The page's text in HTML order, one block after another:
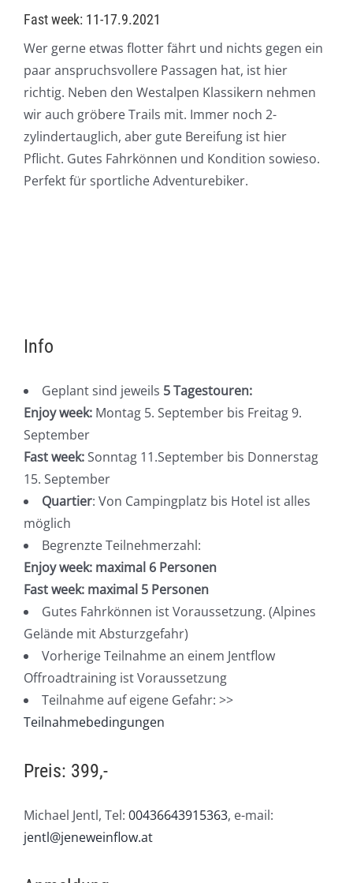
Fast week: 11-17.9.2021
Wer gerne etwas flotter fährt und nichts gegen ein
paar anspruchsvollere Passagen hat, ist hier
richtig. Neben den Westalpen Klassikern nehmen
wir auch gröbere Trails mit. Immer noch 2-
zylindertauglich, aber gute Bereifung ist hier
Pflicht. Gutes Fahrkönnen und Kondition sowieso.
Perfekt für sportliche Adventurebiker.
Info
Geplant sind jeweils 5 Tagestouren:
Enjoy week: Montag 5. September bis Freitag 9.
September
Fast week:Sonntag 11.September bis Donnerstag
15. September
Quartier: Von Campingplatz bis Hotel ist alles
möglich
Begrenzte Teilnehmerzahl:
Enjoy week: maximal 6 Personen
Fast week: maximal 5 Personen
Gutes Fahrkönnen ist Voraussetzung. (Alpines
Gelände mit Absturzgefahr)
Vorherige Teilnahme an einem Jentflow
Offroadtraining ist Voraussetzung
Teilnahme auf eigene Gefahr: >>
Teilnahmebedingungen
Preis: 399,-
Michael Jentl, Tel: 00436643915363, e-mail:
jentl@jeneweinflow.at